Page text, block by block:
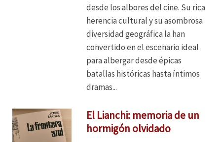
desde los albores del cine. Su rica
herencia cultural y su asombrosa
diversidad geográfica la han
convertido en el escenario ideal
para albergar desde épicas
batallas históricas hasta íntimos
dramas...
El Lianchi: memoria de un
hormigón olvidado